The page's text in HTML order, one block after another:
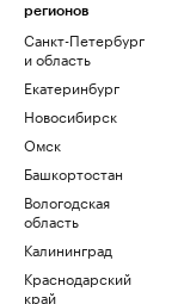
регионов
Санкт-Петербург
и область
Екатеринбург
Новосибирск
Омск
Башкортостан
Вологодская
область
Калининград
Краснодарский
край